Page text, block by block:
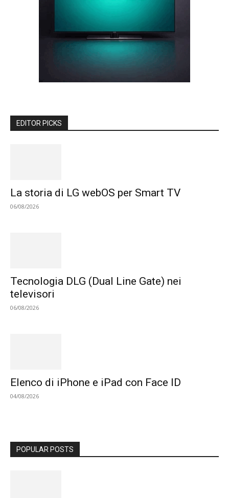
EDITOR PICKS
La storia di LG webOS per Smart TV
06/08/2026
Tecnologia DLG (Dual Line Gate) nei
televisori
06/08/2026
Elenco di iPhone e iPad con Face ID
04/08/2026
POPULAR POSTS